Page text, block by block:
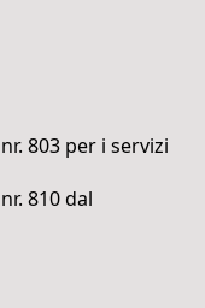
803 per i servizi
810 dal